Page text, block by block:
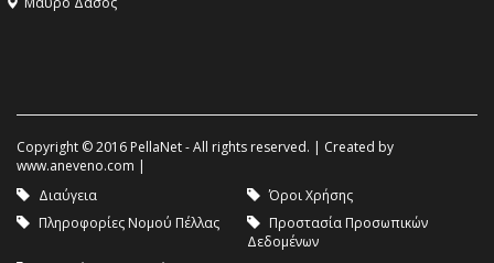
Copyright © 2016 PellaNet - All rights reserved. | Created by
www.aneveno.com |
Διαύγεια
Όροι Χρήσης
Πληροφορίες Νομού Πέλλας
Προστασία Προσωπικών
Δεδομένων